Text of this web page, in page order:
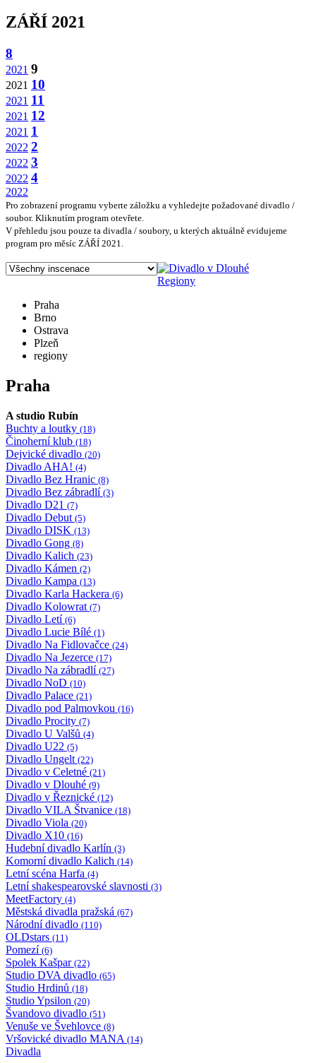
ZÁŘÍ 2021
8
2021 9
2021 10
2021 11
2021 12
2021 1
2022 2
2022 3
2022 4
2022
Pro zobrazení programu vyberte záložku a vyhledejte požadované divadlo /
soubor. Kliknutím program otevřete.
V přehledu jsou pouze ta divadla / soubory, u kterých aktuálně evidujeme
program pro měsíc ZÁŘÍ 2021.
Regiony
Praha
Brno
Ostrava
Plzeň
regiony
Praha
A studio Rubín
Buchty a loutky (18)
Činoherní klub (18)
Dejvické divadlo (20)
Divadlo AHA! (4)
Divadlo Bez Hranic (8)
Divadlo Bez zábradlí (3)
Divadlo D21 (7)
Divadlo Debut (5)
Divadlo DISK (13)
Divadlo Gong (8)
Divadlo Kalich (23)
Divadlo Kámen (2)
Divadlo Kampa (13)
Divadlo Karla Hackera (6)
Divadlo Kolowrat (7)
Divadlo Letí (6)
Divadlo Lucie Bílé (1)
Divadlo Na Fidlovačce (24)
Divadlo Na Jezerce (17)
Divadlo Na zábradlí (27)
Divadlo NoD (10)
Divadlo Palace (21)
Divadlo pod Palmovkou (16)
Divadlo Procity (7)
Divadlo U Valšů (4)
Divadlo U22 (5)
Divadlo Ungelt (22)
Divadlo v Celetné (21)
Divadlo v Dlouhé (9)
Divadlo v Řeznické (12)
Divadlo VILA Štvanice (18)
Divadlo Viola (20)
Divadlo X10 (16)
Hudební divadlo Karlín (3)
Komorní divadlo Kalich (14)
Letní scéna Harfa (4)
Letní shakespearovské slavnosti (3)
MeetFactory (4)
Městská divadla pražská (67)
Národní divadlo (110)
OLDstars (11)
Pomezí (6)
Spolek Kašpar (22)
Studio DVA divadlo (65)
Studio Hrdinů (18)
Studio Ypsilon (20)
Švandovo divadlo (51)
Venuše ve Švehlovce (8)
Vršovické divadlo MANA (14)
Divadla